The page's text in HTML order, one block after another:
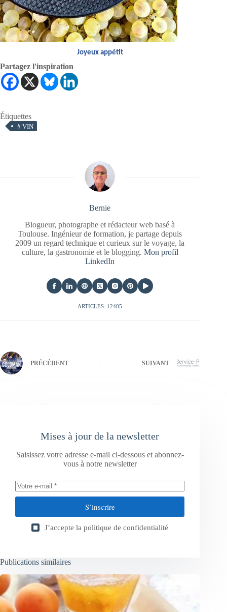
Joyeux appétit
Partagez l'inspiration
Étiquettes
# VIN
Bernie
Blogueur, photographe et rédacteur web basé à
Toulouse. Ingénieur de formation, je partage depuis
2009 un regard technique et curieux sur le voyage, la
culture, la gastronomie et le blogging. Mon profil
LinkedIn
ARTICLES: 12405
PRÉCÉDENT SUIVANT
Mises à jour de la newsletter
Saisissez votre adresse e-mail ci-dessous et abonnez-
vous à notre newsletter
S’inscrire
J’accepte la politique de confidentialité
Publications similaires